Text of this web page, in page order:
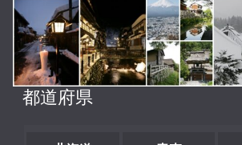
都道府県